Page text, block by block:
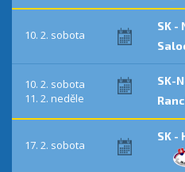
10. 2. sobota
SK -
10. 2. sobota
11. 2. neděle
SK-
17. 2. sobota
SK -